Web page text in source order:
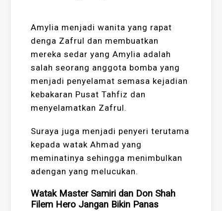
Amylia menjadi wanita yang rapat
denga Zafrul dan membuatkan
mereka sedar yang Amylia adalah
salah seorang anggota bomba yang
menjadi penyelamat semasa kejadian
kebakaran Pusat Tahfiz dan
menyelamatkan Zafrul.
Suraya juga menjadi penyeri terutama
kepada watak Ahmad yang
meminatinya sehingga menimbulkan
adengan yang melucukan.
Watak Master Samiri dan Don Shah
Filem Hero Jangan Bikin Panas